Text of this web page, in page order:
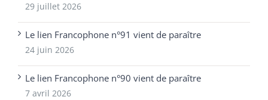
29 juillet 2026
Le lien Francophone n°91 vient de paraître
24 juin 2026
Le lien Francophone n°90 vient de paraître
7 avril 2026